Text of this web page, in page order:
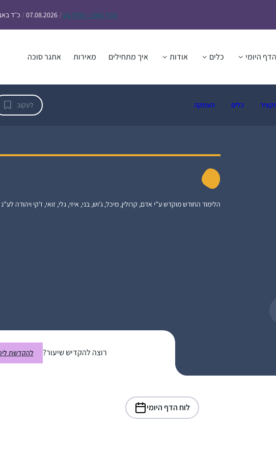
הדף היומי – חולין צט /
07.08.2026
/ כ״ד
הדף היומי כלים אודות איך מתחילים מאירות אתגר סוכה
כלים העמקה לעקוב
הלימוד החודש מוקדש ע”י אדם, קרולין, מיכל, ג’וש, בני, איזי, גלי, זואי, ז’קי ויהודה לע”נ
רוצה להקדיש שיעור? להקדשת
לוח הדף היומי